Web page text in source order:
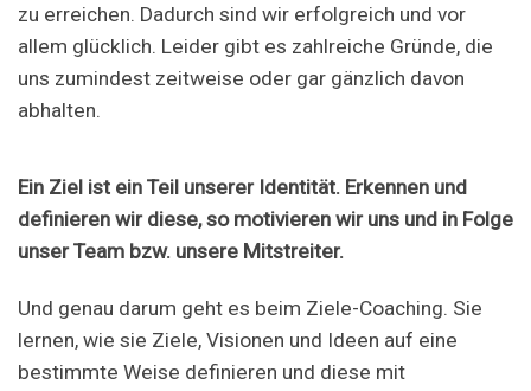
zu erreichen. Dadurch sind wir erfolgreich und vor
allem glücklich. Leider gibt es zahlreiche Gründe, die
uns zumindest zeitweise oder gar gänzlich davon
abhalten.
Ein Ziel ist ein Teil unserer Identität. Erkennen und
definieren wir diese, so motivieren wir uns und in Folge
unser Team bzw. unsere Mitstreiter.
Und genau darum geht es beim Ziele-Coaching. Sie
lernen, wie sie Ziele, Visionen und Ideen auf eine
bestimmte Weise definieren und diese mit